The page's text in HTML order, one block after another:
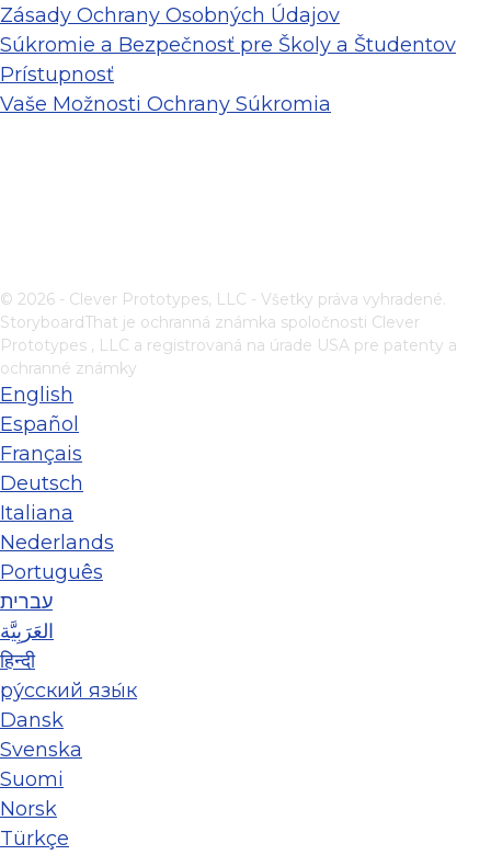
Zásady Ochrany Osobných Údajov
Súkromie a Bezpečnosť pre Školy a Študentov
Prístupnosť
Vaše Možnosti Ochrany Súkromia
© 2026 - Clever Prototypes, LLC - Všetky práva vyhradené.
StoryboardThat je ochranná známka spoločnosti Clever
Prototypes , LLC a registrovaná na úrade USA pre patenty a
ochranné známky
English
Español
Français
Deutsch
Italiana
Nederlands
Português
עברית
العَرَبِيَّة
हिन्दी
ру́сский язы́к
Dansk
Svenska
Suomi
Norsk
Türkçe